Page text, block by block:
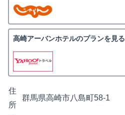
高崎アーバンホテルのプランを見る
住
所
群馬県高崎市八島町58-1